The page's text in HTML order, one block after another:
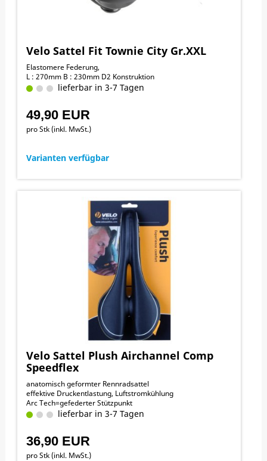
Velo Sattel Fit Townie City Gr.XXL
Elastomere Federung,
L : 270mm B : 230mm D2 Konstruktion
lieferbar in 3-7 Tagen
49,90 EUR
pro Stk (inkl. MwSt.)
Varianten verfügbar
Velo Sattel Plush Airchannel Comp
Speedflex
anatomisch geformter Rennradsattel
effektive Druckentlastung, Luftstromkühlung
Arc Tech=gefederter Stützpunkt
lieferbar in 3-7 Tagen
36,90 EUR
pro Stk (inkl. MwSt.)